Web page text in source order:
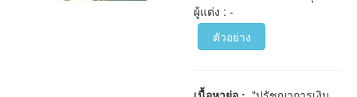
ผู้แต่ง : -
ตัวอย่าง